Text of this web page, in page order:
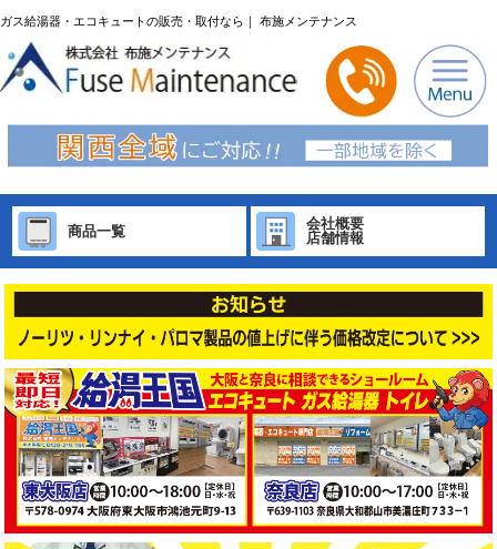
ガス給湯器・エコキュートの販売・取付なら｜ 布施メンテナンス
商品一覧
会社概要
店舗情報